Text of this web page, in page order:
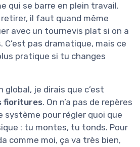
qui se barre en plein travail.
il faut quand même
avec un tournevis plat si on a
pas dramatique, mais ce
pratique si tu changes
global, je dirais que c’est
fioritures. On n’a pas de repères
système pour régler quoi que
: tu montes, tu tonds. Pour
comme moi, ça va très bien,